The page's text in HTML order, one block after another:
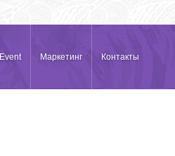
Event Маркетинг Контакты